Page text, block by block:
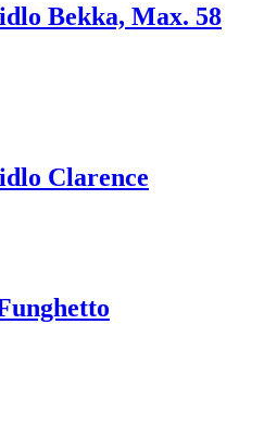
Bekka, Max. 58
Clarence